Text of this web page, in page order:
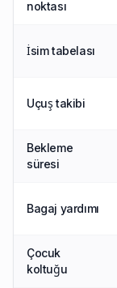
noktası
İsim tabelası
Uçuş takibi
Bekleme
süresi
Bagaj yardımı
Çocuk
koltuğu